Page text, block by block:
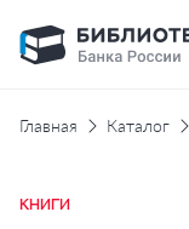
Главная Каталог
КНИГИ